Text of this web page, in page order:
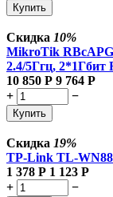
Купить
Скидка 10%
MikroTik
2.4/5Ггц, 2*1Гбит
10 850 Р 9 764 Р
+
−
Купить
Скидка 19%
TP-Link TL-
1 378 Р 1 123 Р
+
−